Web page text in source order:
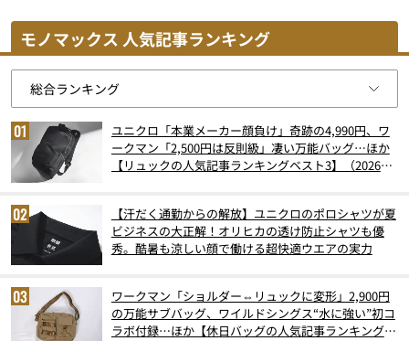
モノマックス 人気記事ランキング
ユニクロ「本業メーカー顔負け」奇跡の4,990円、ワ
ークマン「2,500円は反則級」凄い万能バッグ…ほか
【リュックの人気記事ランキングベスト3】（2026年
【汗だく通勤からの解放】ユニクロのポロシャツが夏
ビジネスの大正解！オリヒカの透け防止シャツも優
秀。酷暑も涼しい顔で働ける超快適ウエアの実力
ワークマン「ショルダー⇔リュックに変形」2,900円
の万能サブバッグ、ワイルドシングス“水に強い”初コ
ラボ付録…ほか【休日バッグの人気記事ランキングベ